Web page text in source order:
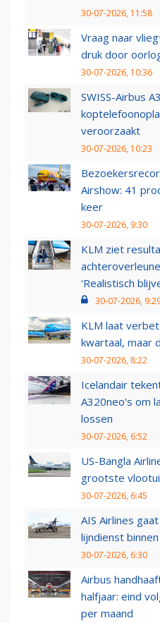
30-07-2026, 11:58
Vraag naar
druk door
30-07-2026, 10:36
SWISS-Airbus
veroorzaakt
30-07-2026, 10:23
Airshow: 41
keer
30-07-2026, 9:30
KLM ziet
‘Realistisch
30-07-2026,
KLM laat
kwartaal, maar
30-07-2026, 8:22
Icelandair
A320neo's om
lossen
30-07-2026, 6:52
US-Bangla
grootste
30-07-2026, 6:45
AIS Airlines
lijndienst
30-07-2026, 6:30
Airbus
halfjaar: eind
per maand